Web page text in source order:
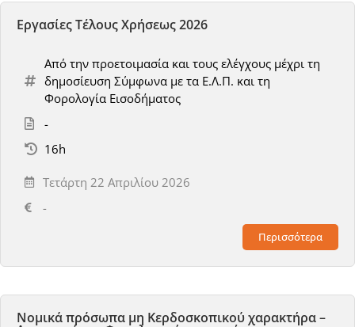
Εργασίες Τέλους Χρήσεως 2026
Από την προετοιμασία και τους ελέγχους μέχρι τη
δημοσίευση Σύμφωνα με τα Ε.Λ.Π. και τη
Φορολογία Εισοδήματος
-
16h
Τετάρτη 22 Απριλίου 2026
-
Περισσότερα
Νομικά πρόσωπα μη Κερδοσκοπικού χαρακτήρα –